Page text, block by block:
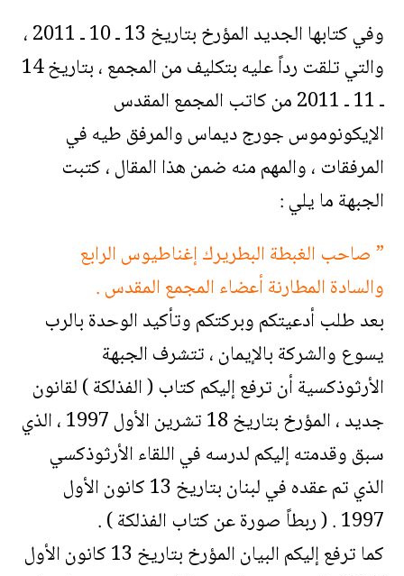
وفي كتابها الجديد المؤرخ بتاريخ 13 ـ 10 ـ 2011 ،
والتي تلقت رداً عليه بتكليف من المجمع ، بتاريخ 14
ـ 11 ـ 2011 من كاتب المجمع المقدس
الإيكونوموس جورج ديماس والمرفق طيه في
المرفقات ، والمهم منه ضمن هذا المقال ، كتبت
الجبهة ما يلي :
” صاحب الغبطة البطريرك إغناطيوس الرابع
والسادة المطارنة أعضاء المجمع المقدس .
بعد طلب أدعيتكم وبركتكم وتأكيد الوحدة بالرب
يسوع والشركة بالإيمان ، تتشرف الجبهة
الأرثوذكسية أن ترفع إليكم كتاب ( الفذلكة ) لقانون
جديد ، المؤرخ بتاريخ 18 تشرين الأول 1997 ، الذي
سبق وقدمته إليكم لدرسه في اللقاء الأرثوذكسي
الذي تم عقده في لبنان بتاريخ 13 كانون الأول
1997 . ( ربطاً صورة عن كتاب الفذلكة ) .
كما ترفع إليكم البيان المؤرخ بتاريخ 13 كانون الأول